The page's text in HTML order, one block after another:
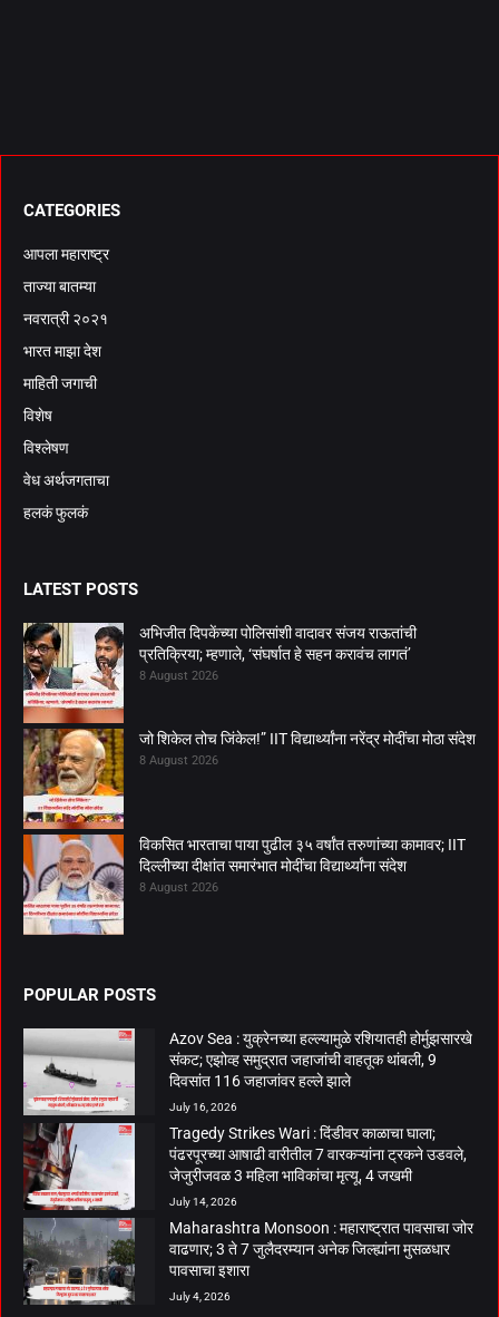
CATEGORIES
आपला महाराष्ट्र
ताज्या बातम्या
नवरात्री २०२१
भारत माझा देश
माहिती जगाची
विशेष
विश्लेषण
वेध अर्थजगताचा
हलकं फुलकं
LATEST POSTS
अभिजीत दिपकेंच्या पोलिसांशी वादावर संजय राऊतांची
प्रतिक्रिया; म्हणाले, ‘संघर्षात हे सहन करावंच लागतं’
8 August 2026
जो शिकेल तोच जिंकेल!” IIT विद्यार्थ्यांना नरेंद्र मोदींचा मोठा संदेश
8 August 2026
विकसित भारताचा पाया पुढील ३५ वर्षांत तरुणांच्या कामावर; IIT
दिल्लीच्या दीक्षांत समारंभात मोदींचा विद्यार्थ्यांना संदेश
8 August 2026
POPULAR POSTS
Azov Sea : युक्रेनच्या हल्ल्यामुळे रशियातही होर्मुझसारखे
संकट; एझोव्ह समुद्रात जहाजांची वाहतूक थांबली, 9
दिवसांत 116 जहाजांवर हल्ले झाले
July 16, 2026
Tragedy Strikes Wari : दिंडीवर काळाचा घाला;
पंढरपूरच्या आषाढी वारीतील 7 वारकऱ्यांना ट्रकने उडवले,
जेजुरीजवळ 3 महिला भाविकांचा मृत्यू, 4 जखमी
July 14, 2026
Maharashtra Monsoon : महाराष्ट्रात पावसाचा जोर
वाढणार; 3 ते 7 जुलैदरम्यान अनेक जिल्ह्यांना मुसळधार
पावसाचा इशारा
July 4, 2026